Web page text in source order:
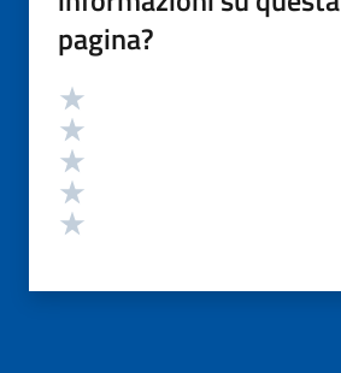
pagina?
Valutazione